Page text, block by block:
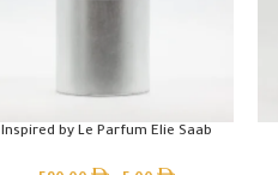
Inspired by Le Parfum Elie Saab